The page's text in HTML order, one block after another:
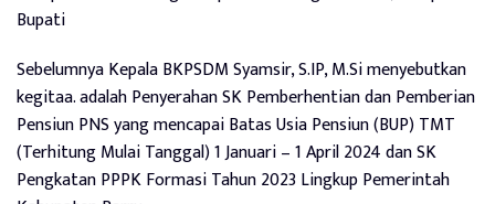
Bupati
Sebelumnya Kepala BKPSDM Syamsir, S.IP, M.Si menyebutkan
kegitaa. adalah Penyerahan SK Pemberhentian dan Pemberian
Pensiun PNS yang mencapai Batas Usia Pensiun (BUP) TMT
(Terhitung Mulai Tanggal) 1 Januari – 1 April 2024 dan SK
Pengkatan PPPK Formasi Tahun 2023 Lingkup Pemerintah